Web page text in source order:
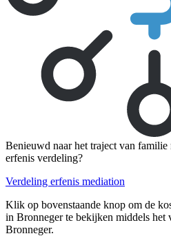
Benieuwd naar het traject van
erfenis verdeling?
Verdeling erfenis mediation
Klik op bovenstaande knop om de
in Bronneger te bekijken middels het
Bronneger.